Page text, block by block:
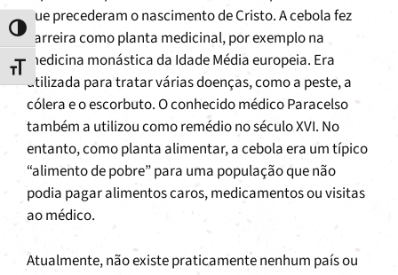
Toggle High Contrast
Toggle Font size
que precederam o nascimento de Cristo. A cebola fez
carreira como planta medicinal, por exemplo na
medicina monástica da Idade Média europeia. Era
utilizada para tratar várias doenças, como a peste, a
cólera e o escorbuto. O conhecido médico Paracelso
também a utilizou como remédio no século XVI. No
entanto, como planta alimentar, a cebola era um típico
“alimento de pobre” para uma população que não
podia pagar alimentos caros, medicamentos ou visitas
ao médico.
Atualmente, não existe praticamente nenhum país ou